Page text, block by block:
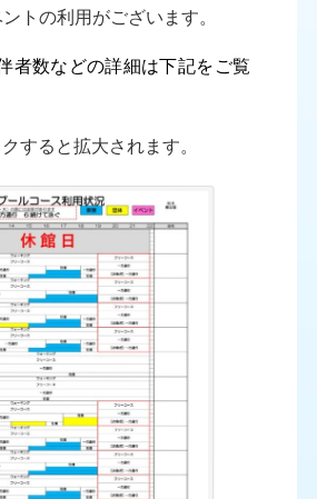
トの利用がございます。
者数などの詳細は下記をご覧
すると拡大されます。